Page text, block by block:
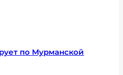
по Мурманской